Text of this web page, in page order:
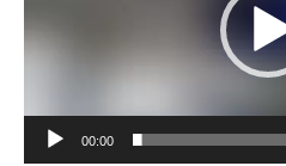
00:00